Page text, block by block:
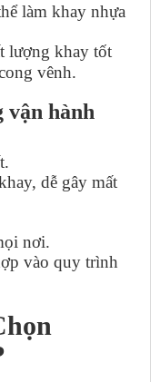
làm khay nhựa
lượng khay tốt
vênh.
vận hành
dễ gây mất
nơi.
vào quy trình